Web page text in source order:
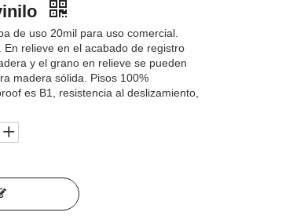
de uso 20mil para uso comercial.
En relieve en el acabado de registro
y el grano en relieve se pueden
madera sólida. Pisos 100%
es B1, resistencia al deslizamiento,